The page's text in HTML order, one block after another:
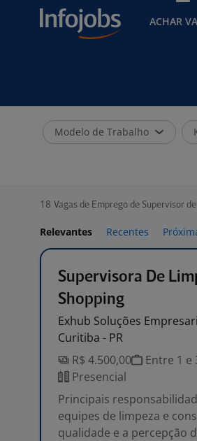
ACHAR
Modelo de Trabalho
18 Vagas de Emprego de Supervisor
Relevantes Recentes
Supervisora De
Shopping
Exhub Soluções
Curitiba - PR
R$ 4.500,00
Entre 1 e
Presencial
Principais
equipes de limpeza e
qualidade e a percepção